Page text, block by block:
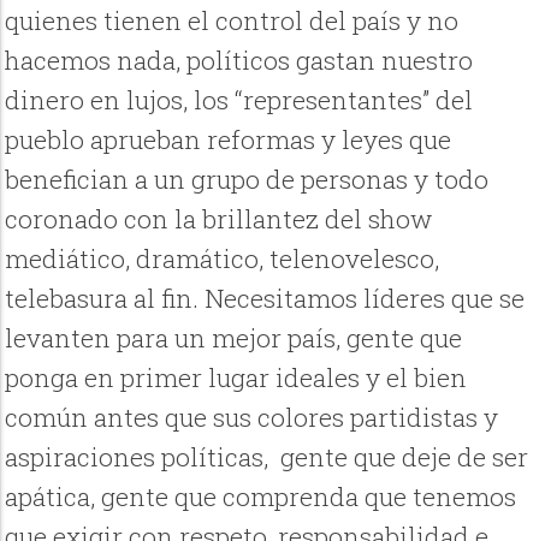
quienes tienen el control del país y no
hacemos nada, políticos gastan nuestro
dinero en lujos, los “representantes” del
pueblo aprueban reformas y leyes que
benefician a un grupo de personas y todo
coronado con la brillantez del show
mediático, dramático, telenovelesco,
telebasura al fin. Necesitamos líderes que se
levanten para un mejor país, gente que
ponga en primer lugar ideales y el bien
común antes que sus colores partidistas y
aspiraciones políticas, gente que deje de ser
apática, gente que comprenda que tenemos